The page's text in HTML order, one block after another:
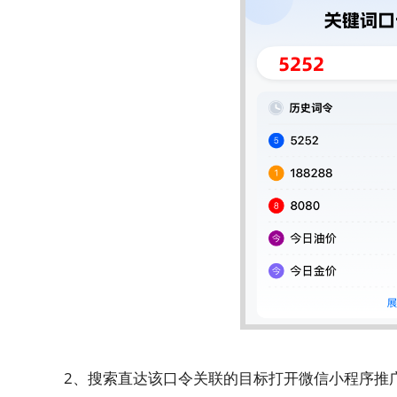
2、搜索直达该口令关联的目标打开微信小程序推